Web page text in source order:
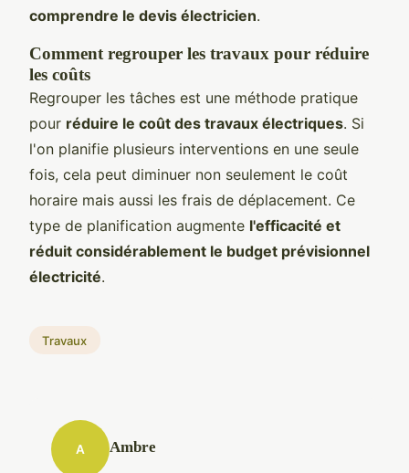
comprendre le devis électricien.
Comment regrouper les travaux pour réduire
les coûts
Regrouper les tâches est une méthode pratique
pour réduire le coût des travaux électriques. Si
l'on planifie plusieurs interventions en une seule
fois, cela peut diminuer non seulement le coût
horaire mais aussi les frais de déplacement. Ce
type de planification augmente l'efficacité et
réduit considérablement le budget prévisionnel
électricité.
Travaux
A Ambre